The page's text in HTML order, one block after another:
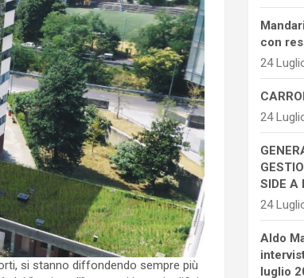
si stanno diffondendo sempre più
con
24
24
SIDE A
24
Aldo
luglio